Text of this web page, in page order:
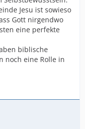
Jesu ist sowieso
Gott nirgendwo
eine perfekte
biblische
noch eine Rolle in